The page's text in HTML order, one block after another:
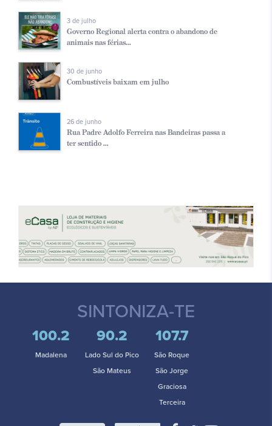
3 de julho
Governo Regional alerta contra o abandono de
animais nas férias...
30 de junho
Combustíveis baixam em julho
26 de junho
Rua Padre Adolfo Ferreira nas Bandeiras passa a
ter sentido ...
SINTONIZA-TE
100.2
Madalena
90.2
Lado Sul do Pico
São Mateus
107.7
São Roque
São Jorge
Graciosa
Terceira